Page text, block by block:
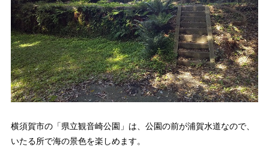
横須賀市の「県立観音崎公園」は、公園の前が浦賀水道なので、
いたる所で海の景色を楽しめます。